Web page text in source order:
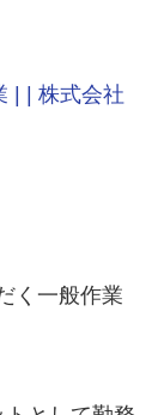
| | 株式会社
く一般作業